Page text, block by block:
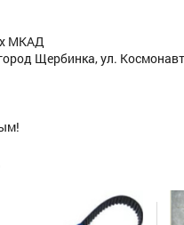
МКАД
Щербинка, ул.